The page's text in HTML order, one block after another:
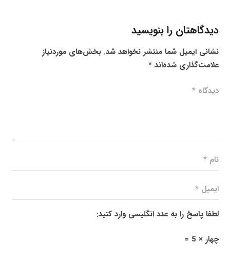
دیدگاهتان را بنویسید
نشانی ایمیل شما منتشر نخواهد شد. بخش‌های موردنیاز
علامت‌گذاری شده‌اند*
لطفا پاسخ را به عدد انگلیسی وارد کنید:
چهار × 5 =